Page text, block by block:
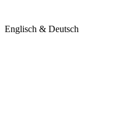
Englisch & Deutsch